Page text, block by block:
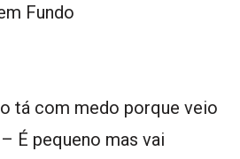
Fundo
tá com medo porque veio
É pequeno mas vai